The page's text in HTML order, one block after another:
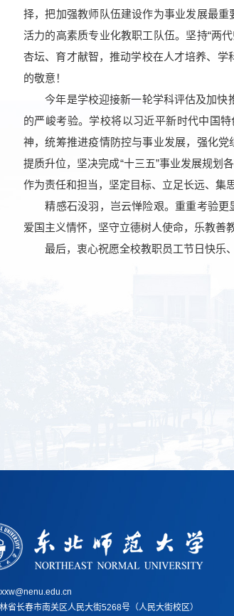
择，把加强教师队伍建设作为事业发展最
活力的高素质专业化教职工队伍。坚持“两
杏坛、育才献智，推动学校在人才培养、
的敬意！
今年是学校迎接新一轮学科评估及加快推
的严峻考验。学校将以习近平新时代中国
神，统筹推进疫情防控与事业发展，强化
提质升位，坚决完成“十三五”事业发展规划
作为责任和担当，坚定目标、立足长远、集
精感石没羽，岂云惮险艰。重重考验更
爱国主义情怀，坚守立德树人使命，乐教善
最后，衷心祝愿全校教职员工节日快乐、
省长春市南关区人民大街5268号（人民大街校区）